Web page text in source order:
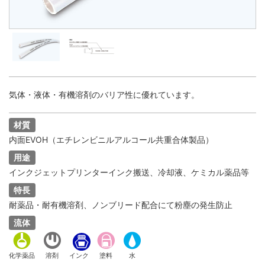
気体・液体・有機溶剤のバリア性に優れています。
材質
内面EVOH（エチレンビニルアルコール共重合体製品）
用途
インクジェットプリンターインク搬送、冷却液、ケミカル薬品等
特長
耐薬品・耐有機溶剤、ノンブリード配合にて粉塵の発生防止
流体
化学薬品 溶剤 インク 塗料 水